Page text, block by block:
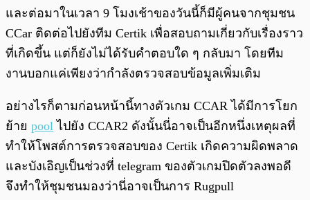
และต่อมาในเวลา 9 โมงเช้าของวันนี้ก็มีผู้คนจากชุมชน
CCar ติดต่อไปยังทีม Certik เพื่อสอบถามเกี่ยวกับเรื่องราว
ที่เกิดขึ้น แต่ก็ยังไม่ได้รับคำตอบใด ๆ กลับมา โดยทีม
งานบอกแค่เพียงว่ากำลังตรวจสอบข้อมูลเพิ่มเติม
อย่างไรก็ตามก่อนหน้านี้ทางตัวเกม CCAR ได้มีการโยก
ย้าย pool ไปยัง CCAR2 ดังนั้นนี่อาจเป็นอีกหนึ่งเหตุผลที่
ทำให้โพสต์การตรวจสอบของ Certik เกิดความผิดพลาด
และบังเอิญเป็นช่วงที่ telegram ของตัวเกมปิดตัวลงพอดี
จึงทำให้ชุมชนมองว่านี่อาจเป็นการ Rugpull